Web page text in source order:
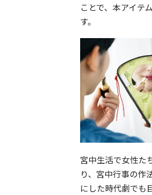
ことで、本アイテ
す。
宮中生活で女性た
り、宮中行事の作
にした時代劇でも